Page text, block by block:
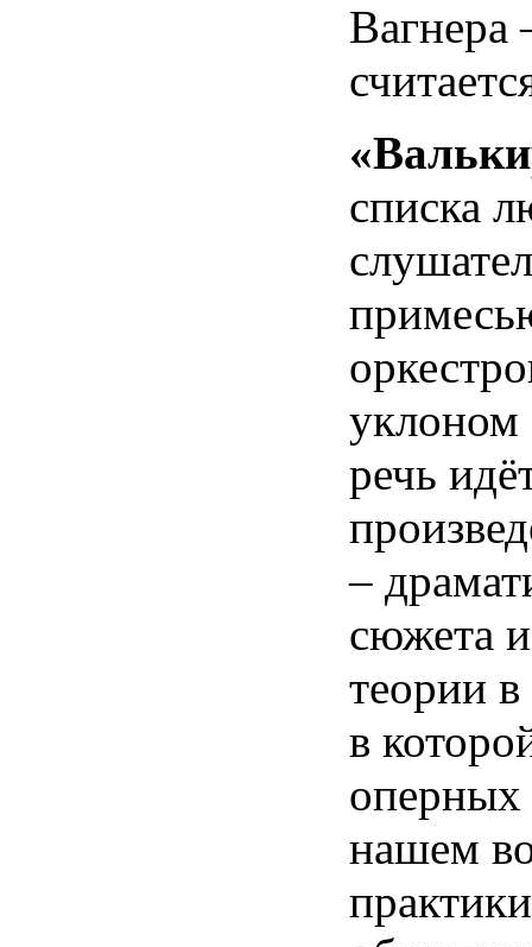
Вагнера
списка
уклоном
речь
–
сюжета
теории
в
оперных
нашем